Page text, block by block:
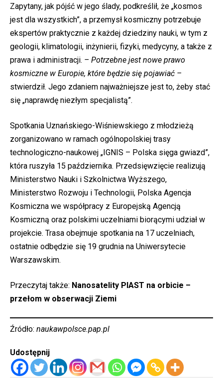
Zapytany, jak pójść w jego ślady, podkreślił, że „kosmos
jest dla wszystkich”, a przemysł kosmiczny potrzebuje
ekspertów praktycznie z każdej dziedziny nauki, w tym z
geologii, klimatologii, inżynierii, fizyki, medycyny, a także z
prawa i administracji. – Potrzebne jest nowe prawo
kosmiczne w Europie, które będzie się pojawiać –
stwierdził. Jego zdaniem najważniejsze jest to, żeby stać
się „naprawdę niezłym specjalistą”.
Spotkania Uznańskiego-Wiśniewskiego z młodzieżą
zorganizowano w ramach ogólnopolskiej trasy
technologiczno-naukowej „IGNIS – Polska sięga gwiazd”,
która ruszyła 15 października. Przedsięwzięcie realizują
Ministerstwo Nauki i Szkolnictwa Wyższego,
Ministerstwo Rozwoju i Technologii, Polska Agencja
Kosmiczna we współpracy z Europejską Agencją
Kosmiczną oraz polskimi uczelniami biorącymi udział w
projekcie. Trasa obejmuje spotkania na 17 uczelniach,
ostatnie odbędzie się 19 grudnia na Uniwersytecie
Warszawskim.
Przeczytaj także: Nanosatelity PIAST na orbicie –
przełom w obserwacji Ziemi
Źródło: naukawpolsce.pap.pl
Udostępnij